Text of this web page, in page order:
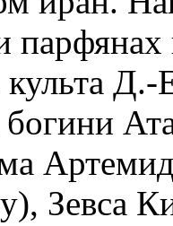
Зевса